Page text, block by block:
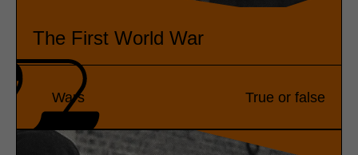
The First World War
Wars True or false